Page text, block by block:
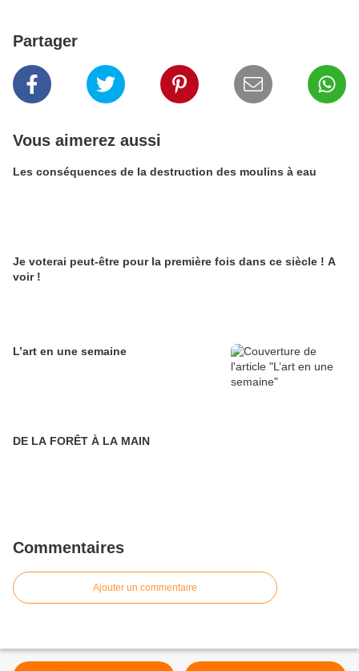
Partager
Vous aimerez aussi
Les conséquences de la destruction des moulins à eau
Je voterai peut-être pour la première fois dans ce siècle ! A
voir !
L’art en une semaine
DE LA FORÊT À LA MAIN
Commentaires
Ajouter un commentaire